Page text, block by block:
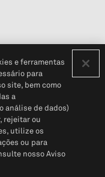
cliente (em inglês)
S&P Global
e ferramentas
para
site, bem como
a
análise de dados)
rejeitar ou
utilize os
ou para
nosso Aviso